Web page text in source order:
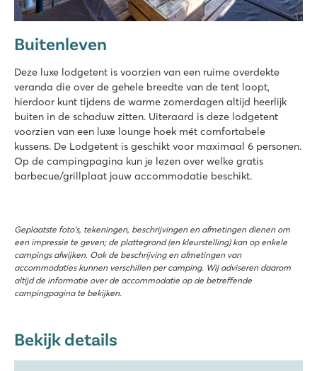
Buitenleven
Deze luxe lodgetent is voorzien van een ruime overdekte
veranda die over de gehele breedte van de tent loopt,
hierdoor kunt tijdens de warme zomerdagen altijd heerlijk
buiten in de schaduw zitten. Uiteraard is deze lodgetent
voorzien van een luxe lounge hoek mét comfortabele
kussens. De Lodgetent is geschikt voor maximaal 6 personen.
Op de campingpagina kun je lezen over welke gratis
barbecue/grillplaat jouw accommodatie beschikt.
Geplaatste foto’s, tekeningen, beschrijvingen en afmetingen dienen om
een impressie te geven; de plattegrond (en kleurstelling) kan op enkele
campings afwijken. Ook de beschrijving en afmetingen van
accommodaties kunnen verschillen per camping. Wij adviseren daarom
altijd de informatie over de accommodatie op de betreffende
campingpagina te bekijken.
Bekijk details